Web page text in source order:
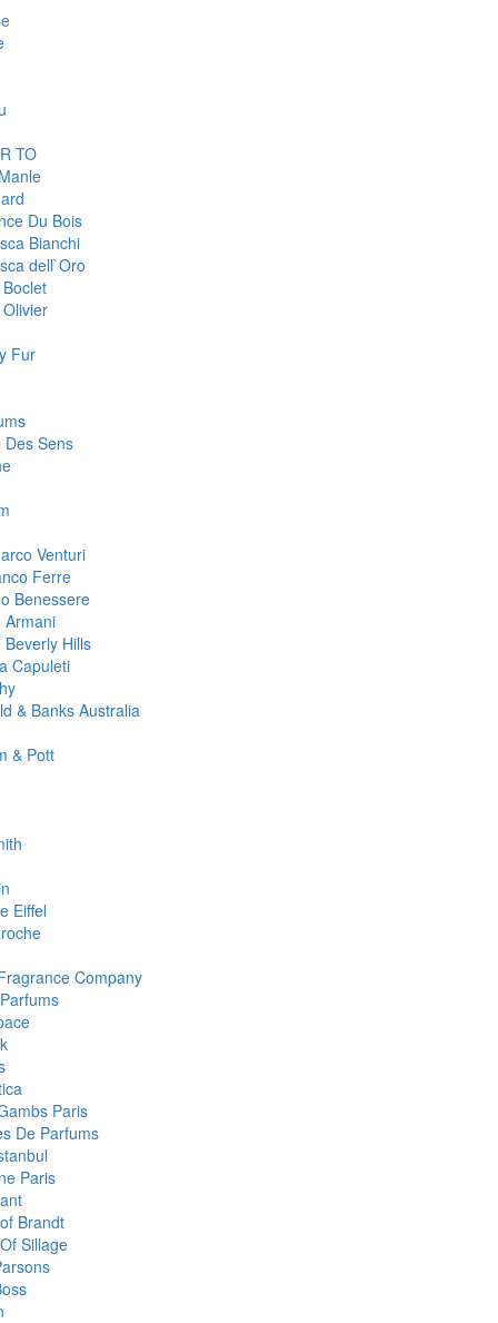
TO
Du Bois
Bianchi
dell`Oro
Fur
Des Sens
Venturi
Ferre
Benessere
Armani
Beverly Hills
Capuleti
& Banks Australia
& Pott
Eiffel
Company
Paris
De Parfums
Paris
Brandt
Sillage